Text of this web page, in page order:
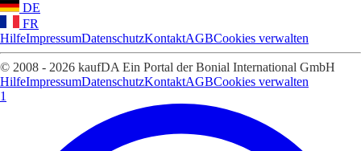
DE
FR
HilfeImpressumDatenschutzKontaktAGBCookies verwalten
© 2008 - 2026 kaufDA Ein Portal der Bonial International GmbH
HilfeImpressumDatenschutzKontaktAGBCookies verwalten
1